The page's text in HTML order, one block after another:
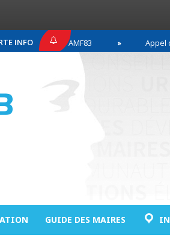
INFOAMF83 Appel de fonds
GUIDE DES MAIRES